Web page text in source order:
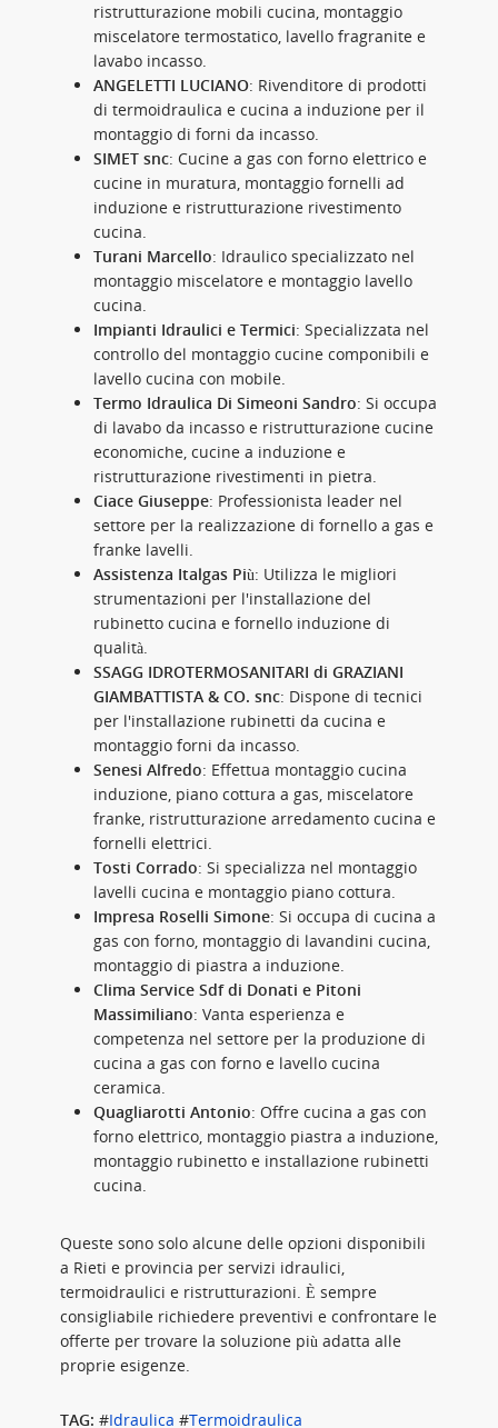
ristrutturazione mobili cucina, montaggio
miscelatore termostatico, lavello fragranite e
lavabo incasso.
ANGELETTI LUCIANO: Rivenditore di prodotti
di termoidraulica e cucina a induzione per il
montaggio di forni da incasso.
SIMET snc: Cucine a gas con forno elettrico e
cucine in muratura, montaggio fornelli ad
induzione e ristrutturazione rivestimento
cucina.
Turani Marcello: Idraulico specializzato nel
montaggio miscelatore e montaggio lavello
cucina.
Impianti Idraulici e Termici: Specializzata nel
controllo del montaggio cucine componibili e
lavello cucina con mobile.
Termo Idraulica Di Simeoni Sandro: Si occupa
di lavabo da incasso e ristrutturazione cucine
economiche, cucine a induzione e
ristrutturazione rivestimenti in pietra.
Ciace Giuseppe: Professionista leader nel
settore per la realizzazione di fornello a gas e
franke lavelli.
Assistenza Italgas Più: Utilizza le migliori
strumentazioni per l'installazione del
rubinetto cucina e fornello induzione di
qualità.
SSAGG IDROTERMOSANITARI di GRAZIANI
GIAMBATTISTA & CO. snc: Dispone di tecnici
per l'installazione rubinetti da cucina e
montaggio forni da incasso.
Senesi Alfredo: Effettua montaggio cucina
induzione, piano cottura a gas, miscelatore
franke, ristrutturazione arredamento cucina e
fornelli elettrici.
Tosti Corrado: Si specializza nel montaggio
lavelli cucina e montaggio piano cottura.
Impresa Roselli Simone: Si occupa di cucina a
gas con forno, montaggio di lavandini cucina,
montaggio di piastra a induzione.
Clima Service Sdf di Donati e Pitoni
Massimiliano: Vanta esperienza e
competenza nel settore per la produzione di
cucina a gas con forno e lavello cucina
ceramica.
Quagliarotti Antonio: Offre cucina a gas con
forno elettrico, montaggio piastra a induzione,
montaggio rubinetto e installazione rubinetti
cucina.
Queste sono solo alcune delle opzioni disponibili
a Rieti e provincia per servizi idraulici,
termoidraulici e ristrutturazioni. È sempre
consigliabile richiedere preventivi e confrontare le
offerte per trovare la soluzione più adatta alle
proprie esigenze.
TAG: #Idraulica #Termoidraulica